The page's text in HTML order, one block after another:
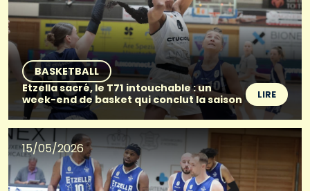
BASKETBALL
Etzella sacré, le T71 intouchable : un
week-end de basket qui conclut la saison
LIRE
15/05/2026